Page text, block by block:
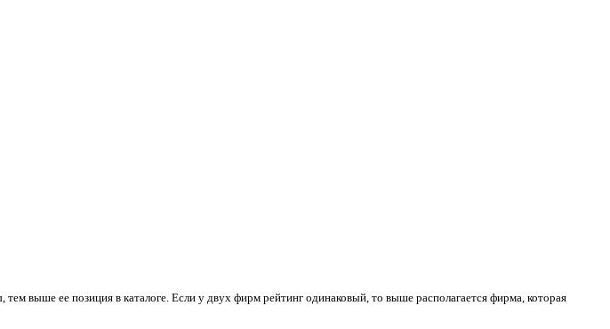
выше ее позиция в каталоге. Если у двух фирм рейтинг одинаковый, то выше располагается фирма, которая